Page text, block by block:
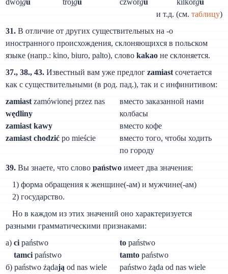
dwojgu trojgu czworgu kilkorgu
и т.д. (см. таблицу)
31. В отличие от других существительных на -о
иностранного происхождения, склоняющихся в польском
языке (напр.: kino, biuro, palto), словоkakao не склоняется.
37., 38., 43. Известный вам уже предлогzamiast сочетается
как с существительными (в род. пад.), так и с инфинитивом:
zamiast zamówionej przez nas
wędliny
вместо заказанной нами
колбасы
zamiast kawy
вместо кофе
zamiast chodzić po mieście
вместо того, чтобы ходить
по городу
39. Вы знаете, что словоpaństwo имеет два значения:
1) форма обращения к женщине(-ам) и мужчине(-ам)
2) государство.
Но в каждом из этих значений оно характеризуется
разными грамматическими признаками:
a)ci państwo
tamci państwo
to państwo
tamto państwo
б) państwo żądają od nas wiele
państwo żąda od nas wiele